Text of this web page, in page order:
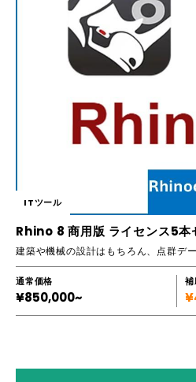
ITツール
Rhino 8 商用版 ライセンス5本
通常価格
¥850,000~